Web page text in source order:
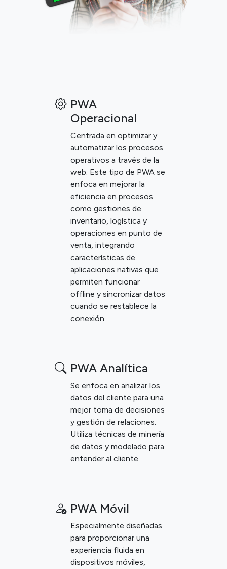
PWA
Operacional
Centrada en optimizar y
automatizar los procesos
operativos a través de la
web. Este tipo de PWA se
enfoca en mejorar la
eficiencia en procesos
como gestiones de
inventario, logística y
operaciones en punto de
venta, integrando
características de
aplicaciones nativas que
permiten funcionar
offline y sincronizar datos
cuando se restablece la
conexión.
PWA Analítica
Se enfoca en analizar los
datos del cliente para una
mejor toma de decisiones
y gestión de relaciones.
Utiliza técnicas de minería
de datos y modelado para
entender al cliente.
PWA Móvil
Especialmente diseñadas
para proporcionar una
experiencia fluida en
dispositivos móviles,